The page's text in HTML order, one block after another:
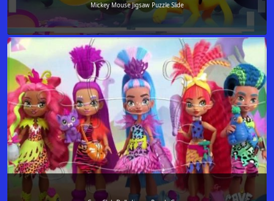
Mickey Mouse Jigsaw Puzzle Slide